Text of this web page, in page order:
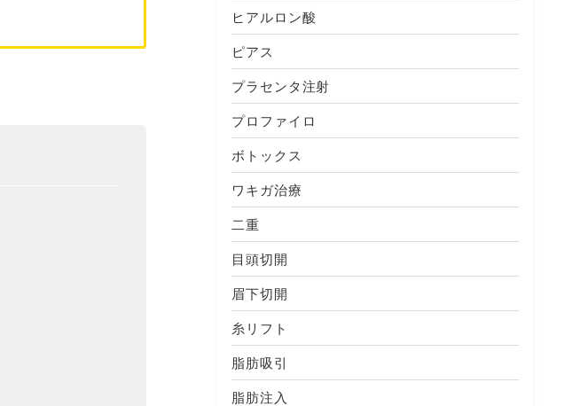
ヒアルロン酸
ピアス
プラセンタ注射
プロファイロ
ボトックス
ワキガ治療
二重
目頭切開
眉下切開
糸リフト
脂肪吸引
脂肪注入